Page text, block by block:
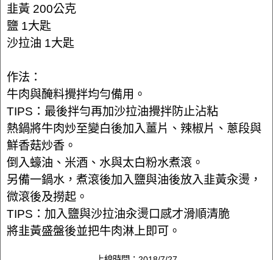
韭黃 200公克
鹽 1大匙
沙拉油 1大匙
作法：
牛肉與醃料攪拌均勻備用。
TIPS：最後拌勻再加沙拉油攪拌防止沾粘
熱鍋將牛肉炒至變白後加入薑片、辣椒片、蔥段與
鮮香菇炒香。
倒入蠔油、米酒、水與太白粉水煮滾。
另備一鍋水，煮滾後加入鹽與油後放入韭黃汆燙，
微滾後及撈起。
TIPS：加入鹽與沙拉油汆燙口感才滑順清脆
將韭黃盛盤後並把牛肉淋上即可。